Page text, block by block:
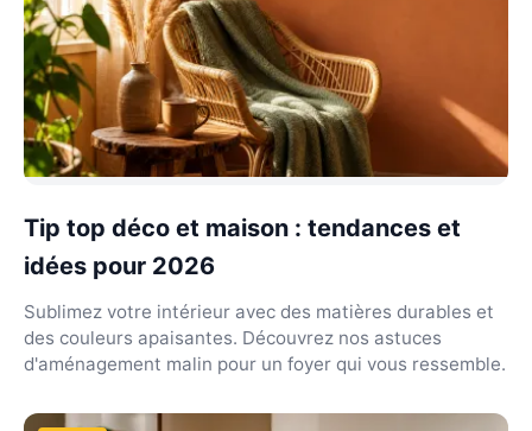
Tip top déco et maison : tendances et
idées pour 2026
Sublimez votre intérieur avec des matières durables et
des couleurs apaisantes. Découvrez nos astuces
d'aménagement malin pour un foyer qui vous ressemble.